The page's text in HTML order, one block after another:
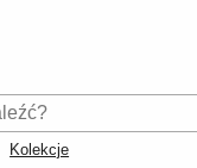
Kolekcje